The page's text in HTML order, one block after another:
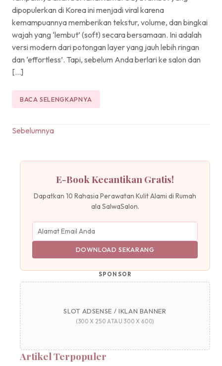
dipopulerkan di Korea ini menjadi viral karena
kemampuannya memberikan tekstur, volume, dan bingkai
wajah yang ‘lembut’ (soft) secara bersamaan. Ini adalah
versi modern dari potongan layer yang jauh lebih ringan
dan ‘effortless’. Tapi, sebelum Anda berlari ke salon dan
[…]
BACA SELENGKAPNYA
Navigasi
Sebelumnya
E-Book Kecantikan Gratis!
Dapatkan 10 Rahasia Perawatan Kulit Alami di Rumah
ala SalwaSalon.
DOWNLOAD SEKARANG
SPONSOR
SLOT ADSENSE / IKLAN BANNER
(300 X 250 ATAU 300 X 600)
Artikel Terpopuler